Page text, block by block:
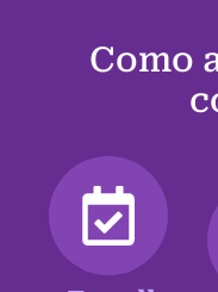
Como